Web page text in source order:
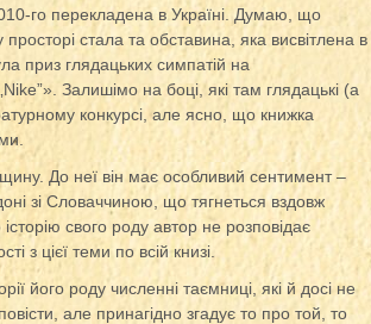
го перекладена в Україні. Думаю, що
стала та обставина, яка висвітлена в
приз глядацьких симпатій на
Залишімо на боці, які там глядацькі (а
конкурсі, але ясно, що книжка
До неї він має особливий сентимент –
зі Словаччиною, що тягнеться вздовж
свого роду автор не розповідає
з цієї теми по всій книзі.
його роду численні таємниці, які й досі не
але принагідно згадує то про той, то